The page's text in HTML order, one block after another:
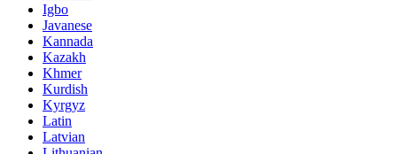
Igbo
Javanese
Kannada
Kazakh
Khmer
Kurdish
Kyrgyz
Latin
Latvian